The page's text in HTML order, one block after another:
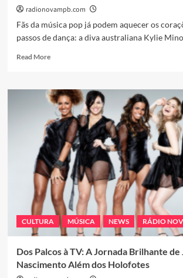
radionovampb.com
Fãs da música pop já podem aquecer os
passos de dança: a diva australiana Kylie
Read MoreRead
Contagem
Regressiva:
Kylie
Minogue
Anuncia
Show
Elétrico
no
Ibirapuera
CULTURA MÚSICA NEWS RÁDIO
Dos Palcos à TV: A Jornada Brilhante
Nascimento Além dos Holofotes